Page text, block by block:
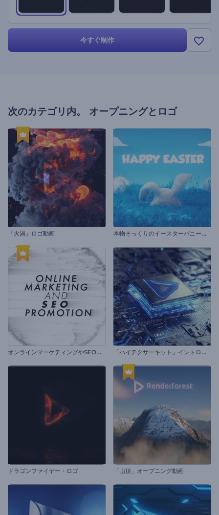
今すぐ制作
次のカテゴリ内。 オープニングとロゴ
「火渦」ロゴ動画 本
物そっくりのイースターバニーのオープニング動画
オ
ンラインマーケティングやSEOプロモーション 「
ハイテクサーキット」イントロ動画
ドラゴンファイヤー・ロゴ 「山頂」オープニング動画